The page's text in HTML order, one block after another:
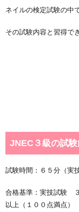
ネイルの検定試験の中
その試験内容と習得で
JNEC３級の試
試験時間：６５分（実
合格基準：実技試験
以上（１００点満点）